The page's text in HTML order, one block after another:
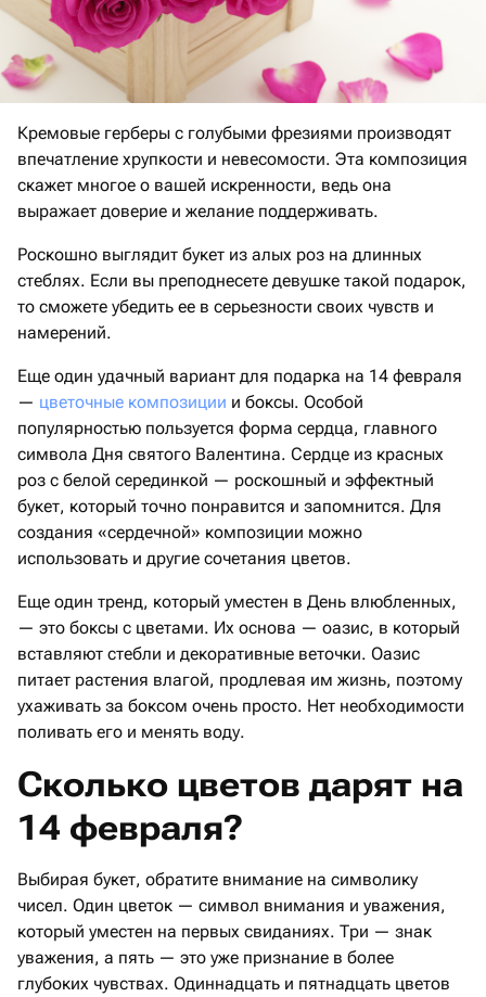
Кремовые герберы с голубыми фрезиями производят
впечатление хрупкости и невесомости. Эта композиция
скажет многое о вашей искренности, ведь она
выражает доверие и желание поддерживать.
Роскошно выглядит букет из алых роз на длинных
стеблях. Если вы преподнесете девушке такой подарок,
то сможете убедить ее в серьезности своих чувств и
намерений.
Еще один удачный вариант для подарка на 14 февраля
— цветочные композиции и боксы. Особой
популярностью пользуется форма сердца, главного
символа Дня святого Валентина. Сердце из красных
роз с белой серединкой — роскошный и эффектный
букет, который точно понравится и запомнится. Для
создания «сердечной» композиции можно
использовать и другие сочетания цветов.
Еще один тренд, который уместен в День влюбленных,
— это боксы с цветами. Их основа — оазис, в который
вставляют стебли и декоративные веточки. Оазис
питает растения влагой, продлевая им жизнь, поэтому
ухаживать за боксом очень просто. Нет необходимости
поливать его и менять воду.
Сколько цветов дарят на
14 февраля?
Выбирая букет, обратите внимание на символику
чисел. Один цветок — символ внимания и уважения,
который уместен на первых свиданиях. Три — знак
уважения, а пять — это уже признание в более
глубоких чувствах. Одиннадцать и пятнадцать цветов